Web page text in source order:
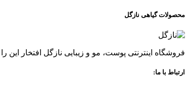
محصولات گیاهی نازگل
فروشگاه اینترنتی پوست، مو و زیبایی نازگل افتخار این را دارد که از سال 96 عرضه کننده محصولات گیاهی پوست و مو بوده ، قدمی در راه حفظ
ارتباط با ما: